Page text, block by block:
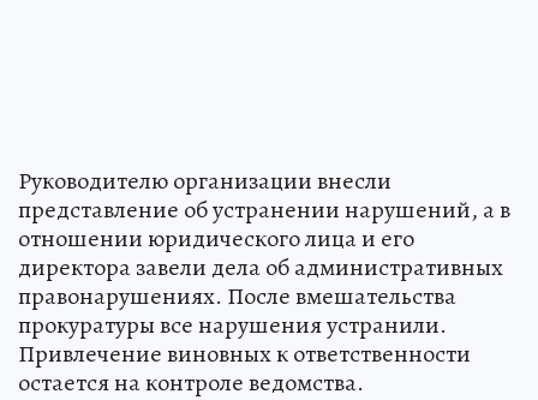
Руководителю организации внесли
представление об устранении нарушений, а в
отношении юридического лица и его
директора завели дела об административных
правонарушениях. После вмешательства
прокуратуры все нарушения устранили.
Привлечение виновных к ответственности
остается на контроле ведомства.